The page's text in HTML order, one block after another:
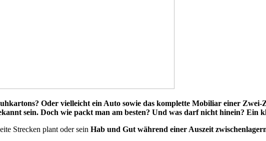
Oder vielleicht ein Auto sowie das komplette Mobiliar einer
sein. Doch wie packt man am besten? Und was darf nicht hinein?
Strecken plant oder sein Hab und Gut während einer Auszeit